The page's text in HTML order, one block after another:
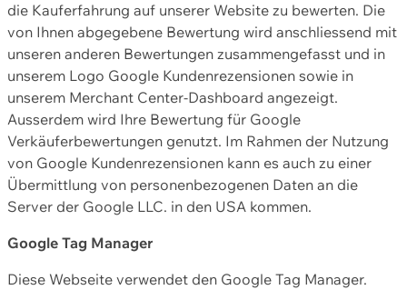
die Kauferfahrung auf unserer Website zu bewerten. Die
von Ihnen abgegebene Bewertung wird anschliessend mit
unseren anderen Bewertungen zusammengefasst und in
unserem Logo Google Kundenrezensionen sowie in
unserem Merchant Center-Dashboard angezeigt.
Ausserdem wird Ihre Bewertung für Google
Verkäuferbewertungen genutzt. Im Rahmen der Nutzung
von Google Kundenrezensionen kann es auch zu einer
Übermittlung von personenbezogenen Daten an die
Server der Google LLC. in den USA kommen.
Google Tag Manager
Diese Webseite verwendet den Google Tag Manager.